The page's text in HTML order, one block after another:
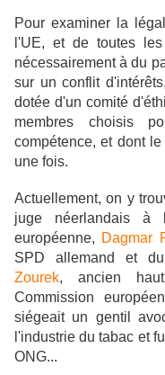
Pour examiner la
l'UE, et de toutes
nécessairement à du
sur un conflit
dotée d'un comité
membres choisis
compétence, et dont
une fois.
Actuellement, on y
juge néerlandais à
européenne, Dagmar
SPD allemand et
Zourek, ancien
Commission
siégeait un gentil
l'industrie du tabac et
ONG...